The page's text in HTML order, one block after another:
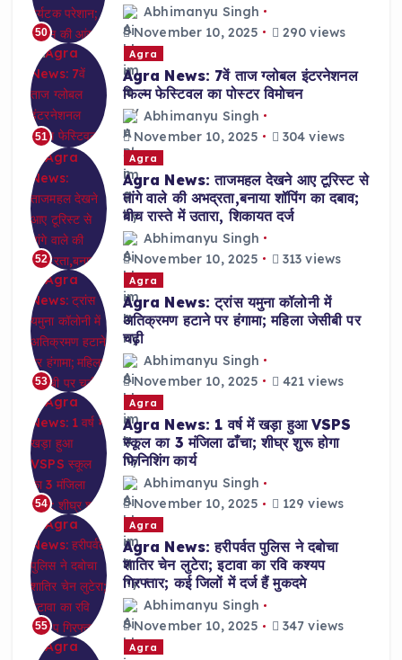
50
Abhimanyu Singh
November 10, 2025
290 views
51
Agra
Agra News: 7वें ताज ग्लोबल इंटरनेशनल
फिल्म फेस्टिवल का पोस्टर विमोचन
Abhimanyu Singh
November 10, 2025
304 views
52
Agra
Agra News: ताजमहल देखने आए टूरिस्ट से
तांगे वाले की अभद्रता,बनाया शॉपिंग का दबाव;
बीच रास्ते में उतारा, शिकायत दर्ज
Abhimanyu Singh
November 10, 2025
313 views
53
Agra
Agra News: ट्रांस यमुना कॉलोनी में
अतिक्रमण हटाने पर हंगामा; महिला जेसीबी पर
चढ़ी
Abhimanyu Singh
November 10, 2025
421 views
54
Agra
Agra News: 1 वर्ष में खड़ा हुआ VSPS
स्कूल का 3 मंजिला ढाँचा; शीघ्र शुरू होगा
फिनिशिंग कार्य
Abhimanyu Singh
November 10, 2025
129 views
55
Agra
Agra News: हरीपर्वत पुलिस ने दबोचा
शातिर चेन लुटेरा; इटावा का रवि कश्यप
गिरफ्तार; कई जिलों में दर्ज हैं मुकदमे
Abhimanyu Singh
November 10, 2025
347 views
Agra